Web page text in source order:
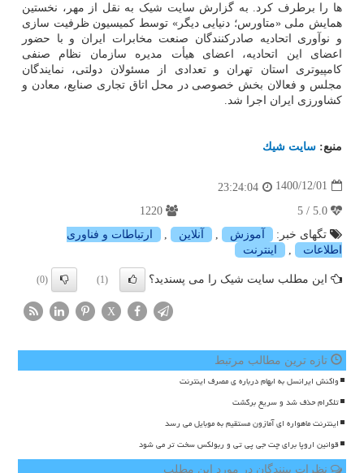
ها را برطرف کرد. به گزارش سایت شیک به نقل از مهر، نخستین
همایش ملی «متاورس؛ دنیایی دیگر» توسط کمیسیون ظرفیت سازی
و نوآوری اتحادیه صادرکنندگان صنعت مخابرات ایران و با حضور
اعضای این اتحادیه، اعضای هیأت مدیره سازمان نظام صنفی
کامپیوتری استان تهران و تعدادی از مسئولان دولتی، نمایندگان
مجلس و فعالان بخش خصوصی در محل اتاق تجاری صنایع، معادن و
کشاورزی ایران اجرا شد.
منبع: سایت شیك
1400/12/01
23:24:04
تگهای خبر:
آموزش آنلاین
ارتباطات و فناوری
اطلاعات
اینترنت
این مطلب سایت شیک را می پسندید؟ (1)
(0)
X
تازه ترین مطالب مرتبط
واکنش ایرانسل به ابهام درباره ی مصرف اینترنت
تلگرام حذف شد و سریع برگشت
اینترنت ماهواره ای آمازون مستقیم به موبایل می رسد
قوانین اروپا برای چت جی پی تی و ربولکس سخت تر می شود
نظرات بینندگان در مورد این مطلب